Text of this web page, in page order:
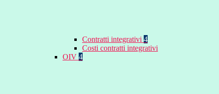
Contratti integrativi 4
Costi contratti integrativi
OIV 4